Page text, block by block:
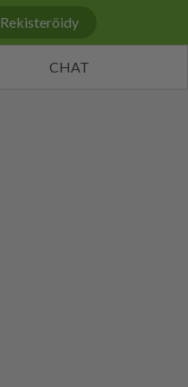
Rekisteröidy
CHAT